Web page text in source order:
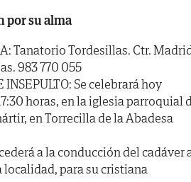
por su alma
Tanatorio Tordesillas. Ctr.
983 770 055
INSEPULTO: Se celebrará hoy
horas, en la iglesia parroquial
en Torrecilla de la Abadesa
a la conducción del cadáver
para su cristiana